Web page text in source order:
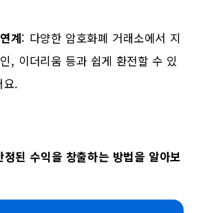
계: 다양한 암호화폐 거래소에서 지
, 이더리움 등과 쉽게 환전할 수 있
요.
된 수익을 창출하는 방법을 알아보